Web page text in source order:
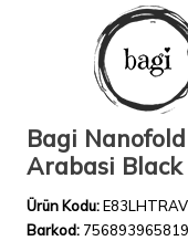
Bagi
Arabasi Black
Ürün Kodu:
Barkod: 756893965819